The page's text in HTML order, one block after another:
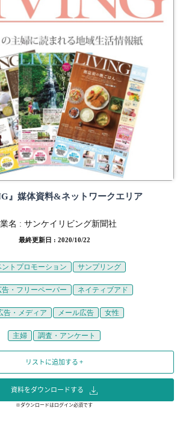
』媒体資料&ネットワークエリア
名 : サンケイリビング新聞社
最終更新日 : 2020/10/22
ントプロモーション サンプリング
告・フリーペーパー ネイティブアド
告・メディア メール広告 女性
主婦 調査・アンケート
リストに追加する +
資料をダウンロードする
※ダウンロードはログイン必須です